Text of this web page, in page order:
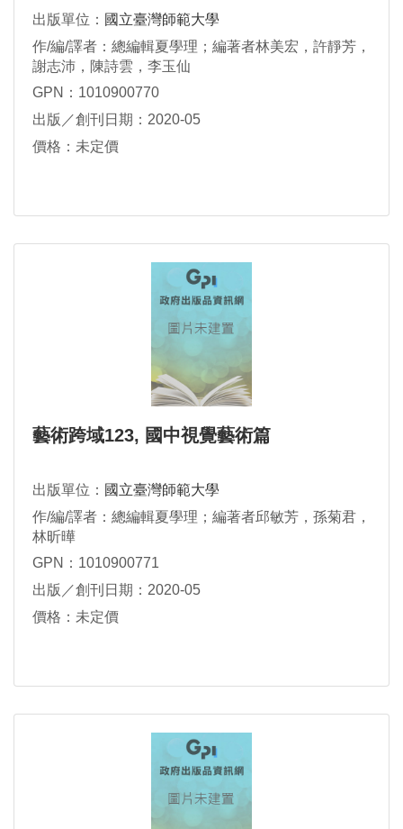
出版單位： 國立臺灣師範大學
作/編/譯者：總編輯夏學理；編著者林美宏，許靜芳，
謝志沛，陳詩雲，李玉仙
GPN：1010900770
出版／創刊日期：2020-05
價格：未定價
藝術跨域123, 國中視覺藝術篇
出版單位： 國立臺灣師範大學
作/編/譯者：總編輯夏學理；編著者邱敏芳，孫菊君，
林昕曄
GPN：1010900771
出版／創刊日期：2020-05
價格：未定價